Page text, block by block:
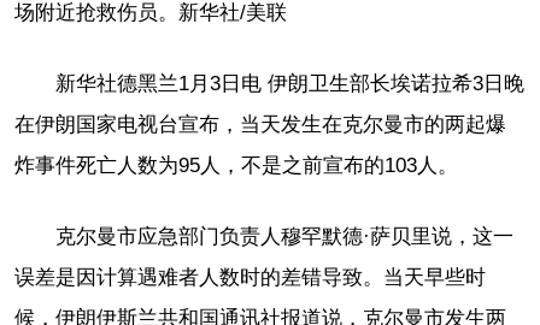
场附近抢救伤员。 新华社/美联
新华社德黑兰1月3日电 伊朗卫生部长埃诺拉希3日晚
在伊朗国家电视台宣布，当天发生在克尔曼市的两起爆
炸事件死亡人数为95人，不是之前宣布的103人。
克尔曼市应急部门负责人穆罕默德·萨贝里说，这一
误差是因计算遇难者人数时的差错导致。当天早些时
候，伊朗伊斯兰共和国通讯社报道说，克尔曼市发生两